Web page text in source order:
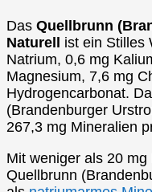
Das Quellbrunn
Naturell
ist ein Stilles
Natrium, 0,6 mg
Magnesium, 7,6 mg
Hydrogencarbonat.
(Brandenburger
267,3 mg Mineralien
Mit weniger als 20
Quellbrunn